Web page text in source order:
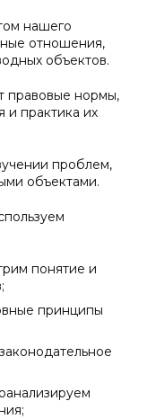
нашего
отношения,
объектов.
правовые нормы,
практика их
проблем,
объектами.
понятие и
принципы